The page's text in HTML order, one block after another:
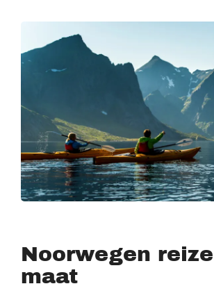
Noorwegen
maat